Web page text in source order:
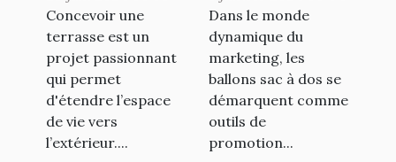
de terrasse selon
le type de sol
Concevoir une
terrasse est un
projet passionnant
qui permet
d'étendre l’espace
de vie vers
l’extérieur....
maintenance des
ballons sac à dos
marketing
Dans le monde
dynamique du
marketing, les
ballons sac à dos se
démarquent comme
outils de
promotion...